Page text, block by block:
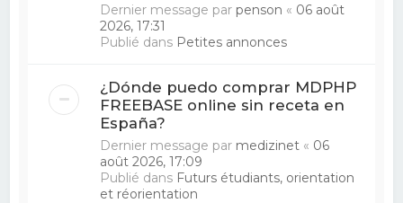
Dernier message par penson « 06 août
2026, 17:31
Publié dans Petites annonces
¿Dónde puedo comprar MDPHP
FREEBASE online sin receta en
España?
Dernier message par medizinet « 06
août 2026, 17:09
Publié dans Futurs étudiants, orientation
et réorientation